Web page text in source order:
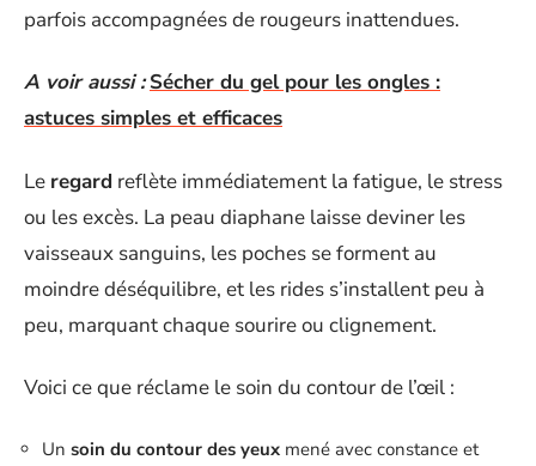
parfois accompagnées de rougeurs inattendues.
A voir aussi : Sécher du gel pour les ongles :
astuces simples et efficaces
Le regard reflète immédiatement la fatigue, le stress
ou les excès. La peau diaphane laisse deviner les
vaisseaux sanguins, les poches se forment au
moindre déséquilibre, et les rides s’installent peu à
peu, marquant chaque sourire ou clignement.
Voici ce que réclame le soin du contour de l’œil :
Un soin du contour des yeux mené avec constance et